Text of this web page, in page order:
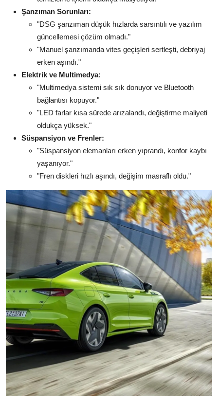
Şanzıman Sorunları:
"DSG şanzıman düşük hızlarda sarsıntılı ve yazılım
güncellemesi çözüm olmadı."
"Manuel şanzımanda vites geçişleri sertleşti, debriyaj
erken aşındı."
Elektrik ve Multimedya:
"Multimedya sistemi sık sık donuyor ve Bluetooth
bağlantısı kopuyor."
"LED farlar kısa sürede arızalandı, değiştirme maliyeti
oldukça yüksek."
Süspansiyon ve Frenler:
"Süspansiyon elemanları erken yıprandı, konfor kaybı
yaşanıyor."
"Fren diskleri hızlı aşındı, değişim masraflı oldu."